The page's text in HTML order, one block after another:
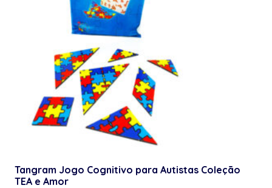
Tangram Jogo Cognitivo para Autistas Coleção
TEA e Amor